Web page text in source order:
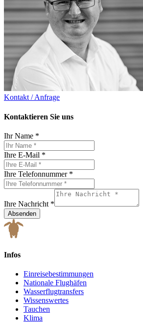
Kontakt / Anfrage
Kontaktieren Sie uns
Ihr Name *
Ihre E-Mail *
Ihre Telefonnummer *
Ihre Nachricht *
Absenden
Infos
Einreisebestimmungen
Nationale Flughäfen
Wasserflugtransfers
Wissenswertes
Tauchen
Klima